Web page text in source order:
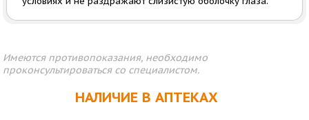
Имеются противопоказания, необходимо
проконсультироваться со специалистом.
НАЛИЧИЕ В АПТЕКАХ